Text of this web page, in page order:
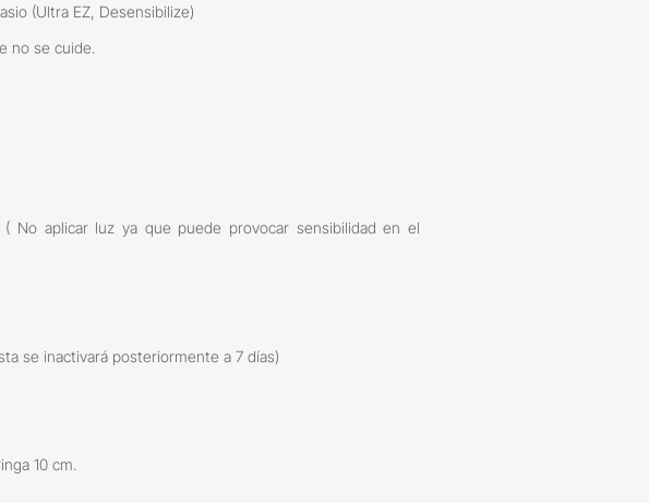
(Ultra EZ, Desensibilize)
no se cuide.
No aplicar luz ya que puede provocar sensibilidad en el
se inactivará posteriormente a 7 días)
10 cm.